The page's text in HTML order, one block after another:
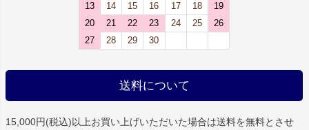
13
14 15 16 17 18
19
20
21 22 23 24 25
26
27
28 29 30
送料について
15,000円(税込)以上お買い上げいただいた場合は送料を無料とさせ